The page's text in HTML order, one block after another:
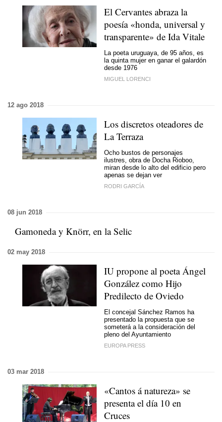
El Cervantes abraza la
poesía «honda, universal y
transparente» de Ida Vitale
La poeta uruguaya, de 95 años, es
la quinta mujer en ganar el galardón
desde 1976
MIGUEL LORENCI
12 ago 2018
Los discretos oteadores de
La Terraza
Ocho bustos de personajes
ilustres, obra de Docha Rioboo,
miran desde lo alto del edificio pero
apenas se dejan ver
RODRI GARCÍA
08 jun 2018
Gamoneda y Knörr, en la Selic
02 may 2018
IU propone al poeta Ángel
González como Hijo
Predilecto de Oviedo
El concejal Sánchez Ramos ha
presentado la propuesta que se
someterá a la consideración del
pleno del Ayuntamiento
EUROPA PRESS
03 mar 2018
«Cantos á natureza» se
presenta el día 10 en
Cruces